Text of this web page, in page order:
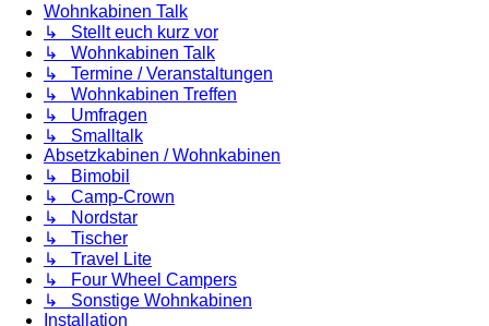
Wohnkabinen Talk
↳ Stellt euch kurz vor
↳ Wohnkabinen Talk
↳ Termine / Veranstaltungen
↳ Wohnkabinen Treffen
↳ Umfragen
↳ Smalltalk
Absetzkabinen / Wohnkabinen
↳ Bimobil
↳ Camp-Crown
↳ Nordstar
↳ Tischer
↳ Travel Lite
↳ Four Wheel Campers
↳ Sonstige Wohnkabinen
Installation